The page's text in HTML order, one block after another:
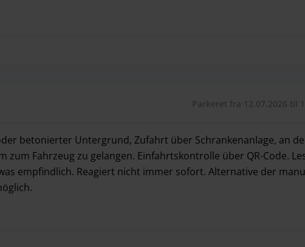
Parkeret fra 12.07.2026 til
betonierter Untergrund, Zufahrt über Schrankenanlage, an
zum Fahrzeug zu gelangen. Einfahrtskontrolle über QR-Code.
empfindlich. Reagiert nicht immer sofort. Alternative der